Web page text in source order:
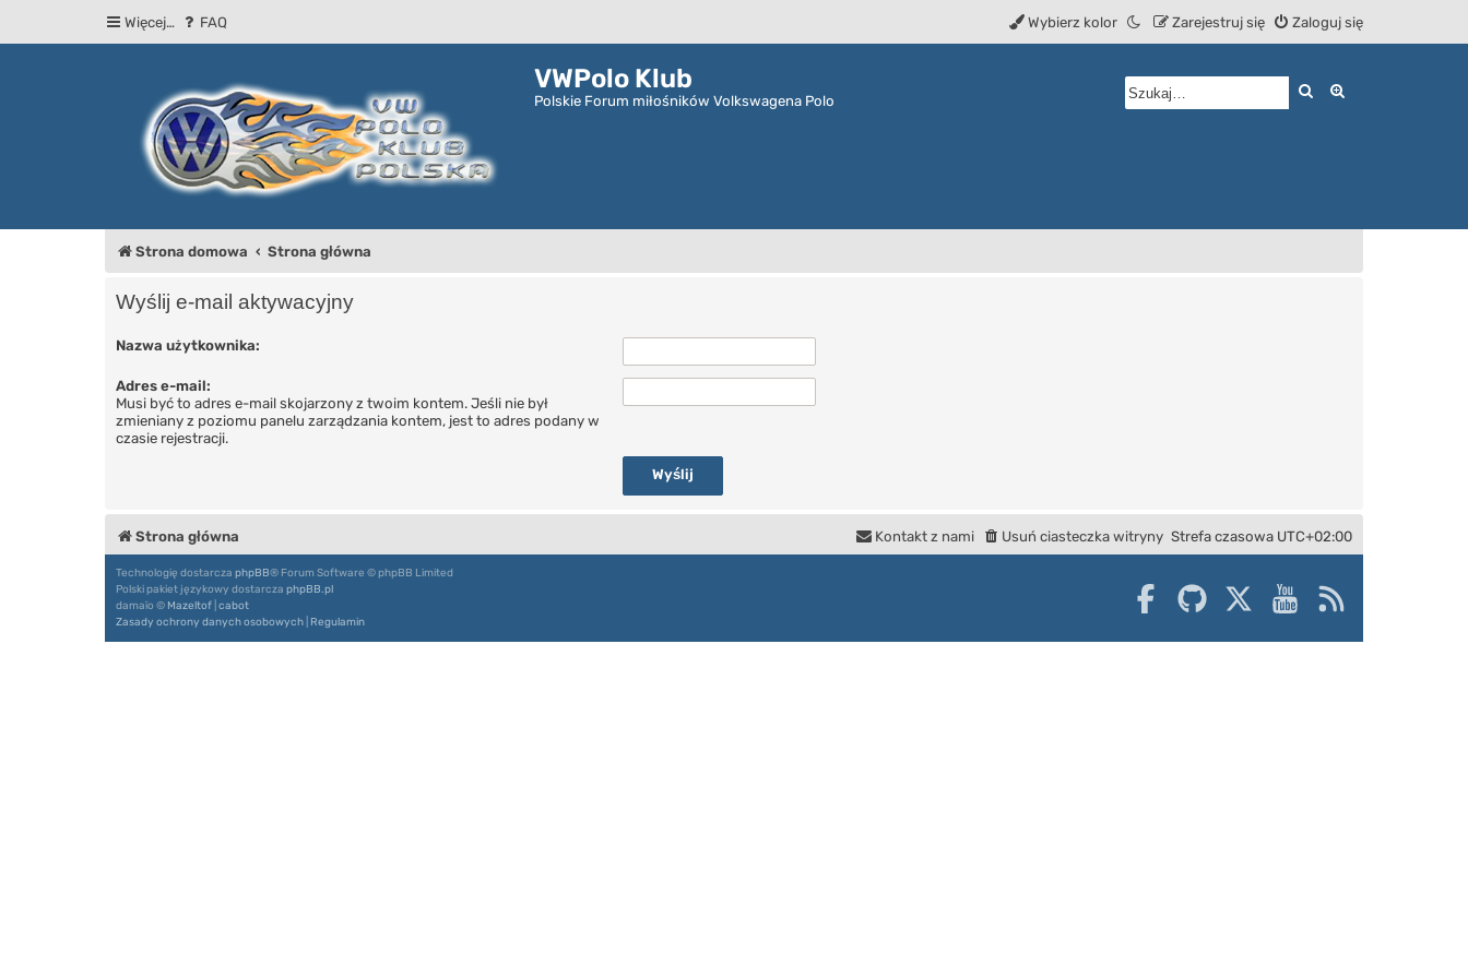
Więcej… FAQ Zaloguj się
Zarejestruj się
Wybierz kolor
VWPolo Klub
Polskie Forum miłośników Volkswagena Polo
Szukaj
Strona domowa Strona główna
Wyślij e-mail aktywacyjny
Nazwa użytkownika:
Adres e-mail:
Musi być to adres e-mail skojarzony z twoim kontem. Jeśli nie był
zmieniany z poziomu panelu zarządzania kontem, jest to adres podany w
czasie rejestracji.
Strona główna Strefa czasowa UTC+02:00
Usuń ciasteczka witryny
Kontakt z nami
Technologię dostarcza phpBB® Forum Software © phpBB Limited
Polski pakiet językowy dostarcza phpBB.pl
damaïo © Mazeltof cabot
Zasady ochrony danych osobowych
Regulamin